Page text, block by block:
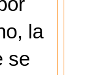
la
se